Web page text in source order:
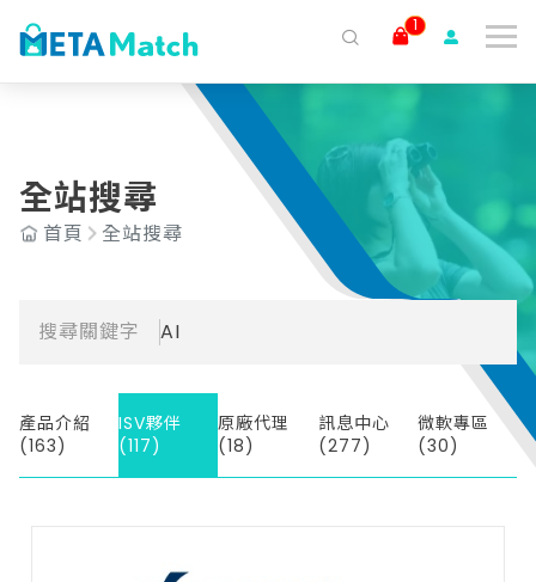
AI 客服 claude
1
全站搜尋
首頁 全站搜尋
搜尋關鍵字 AI
產品介紹
(163)
ISV夥伴
(117)
原廠代理
(18)
訊息中心
(277)
微軟專區
(30)